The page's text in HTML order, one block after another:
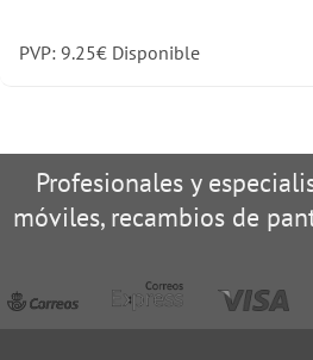
PVP: 9.25€ Disponible
Profesionales y
móviles, recambios de